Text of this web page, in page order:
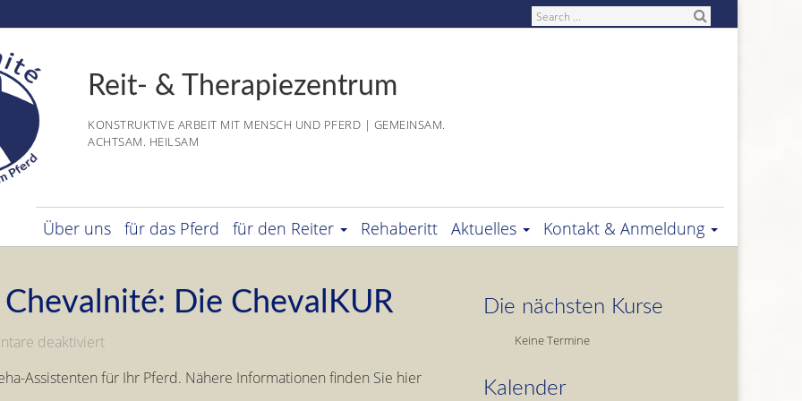
Reit- & Therapiezentrum
KONSTRUKTIVE ARBEIT MIT MENSCH UND PFERD | GEMEINSAM.
ACHTSAM. HEILSAM
Über uns für das Pferd für den Reiter Rehaberitt Aktuelles Kontakt & Anmeldung
Die ChevalKUR
deaktiviertfür
bei
Assistenten für Ihr Pferd. Nähere Informationen finden Sie hier
Die nächsten Kurse
Keine Termine
Kalender